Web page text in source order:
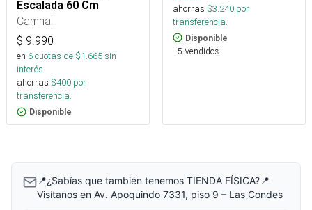
Escalada 60 Cm
Camnal
$ 9.990
en 6cuotas de $1.665sin
interés
ahorras $400 por
transferencia.
Disponible
ahorras $3.240 por
transferencia.
Disponible
+5 Vendidos
📍¿Sabías que también tenemos TIENDA FÍSICA?📍
Visítanos en Av. Apoquindo 7331, piso 9 – Las Condes